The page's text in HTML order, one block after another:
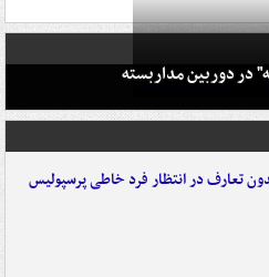
تعارف در انتظار فرد خاطی پرسپولیس